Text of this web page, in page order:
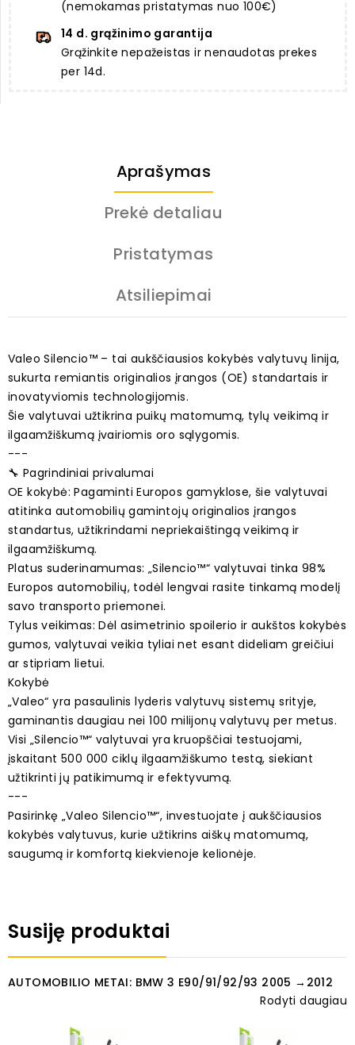
(nemokamas pristatymas nuo 100€)
14 d. grąžinimo garantija
Grąžinkite nepažeistas ir nenaudotas prekes
per 14d.
Aprašymas
Prekė detaliau
Pristatymas
Atsiliepimai
Valeo Silencio™ – tai aukščiausios kokybės valytuvų linija,
sukurta remiantis originalios įrangos (OE) standartais ir
inovatyviomis technologijomis.
Šie valytuvai užtikrina puikų matomumą, tylų veikimą ir
ilgaamžiškumą įvairiomis oro sąlygomis.
---
🔧 Pagrindiniai privalumai
OE kokybė: Pagaminti Europos gamyklose, šie valytuvai
atitinka automobilių gamintojų originalios įrangos
standartus, užtikrindami nepriekaištingą veikimą ir
ilgaamžiškumą.
Platus suderinamumas: „Silencio™“ valytuvai tinka 98%
Europos automobilių, todėl lengvai rasite tinkamą modelį
savo transporto priemonei.
Tylus veikimas: Dėl asimetrinio spoilerio ir aukštos kokybės
gumos, valytuvai veikia tyliai net esant dideliam greičiui
ar stipriam lietui.
Kokybė
„Valeo“ yra pasaulinis lyderis valytuvų sistemų srityje,
gaminantis daugiau nei 100 milijonų valytuvų per metus.
Visi „Silencio™“ valytuvai yra kruopščiai testuojami,
įskaitant 500 000 ciklų ilgaamžiškumo testą, siekiant
užtikrinti jų patikimumą ir efektyvumą.
---
Pasirinkę „Valeo Silencio™“, investuojate į aukščiausios
kokybės valytuvus, kurie užtikrins aiškų matomumą,
saugumą ir komfortą kiekvienoje kelionėje.
Susiję produktai
AUTOMOBILIO METAI: BMW 3 E90/91/92/93 2005 →2012
Rodyti daugiau